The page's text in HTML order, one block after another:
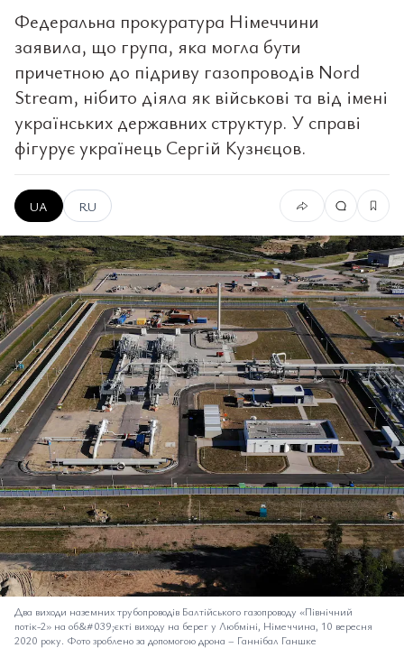
Федеральна прокуратура Німеччини
заявила, що група, яка могла бути
причетною до підриву газопроводів Nord
Stream, нібито діяла як військові та від імені
українських державних структур. У справі
фігурує українець Сергій Кузнєцов.
UA RU
Два виходи наземних трубопроводів Балтійського газопроводу «Північний
потік-2» на об&#039;єкті виходу на берег у Любміні, Німеччина, 10 вересня
2020 року. Фото зроблено за допомогою дрона – Ганнібал Ганшке